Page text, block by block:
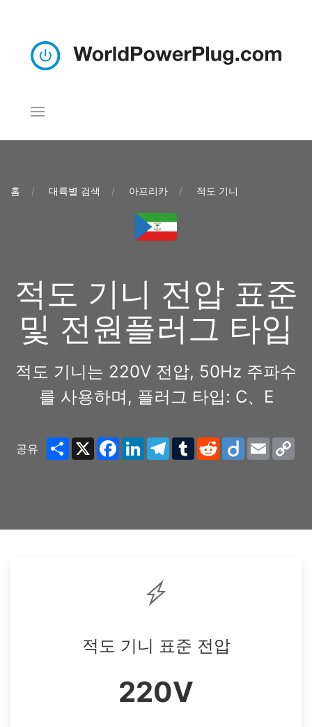
홈 대륙별 검색 아프리카 적도 기니
적도 기니 전압 표준
및 전원플러그 타입
적도 기니는 220V 전압, 50Hz 주파수
를 사용하며, 플러그 타입: C、E
공유 ShareX Facebook
LinkedInTelegram
TumblrRedditDiigo Email
적도 기니 표준 전압
220V